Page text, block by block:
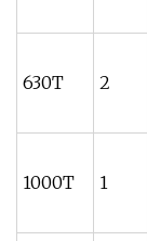
630T 2
1000T 1